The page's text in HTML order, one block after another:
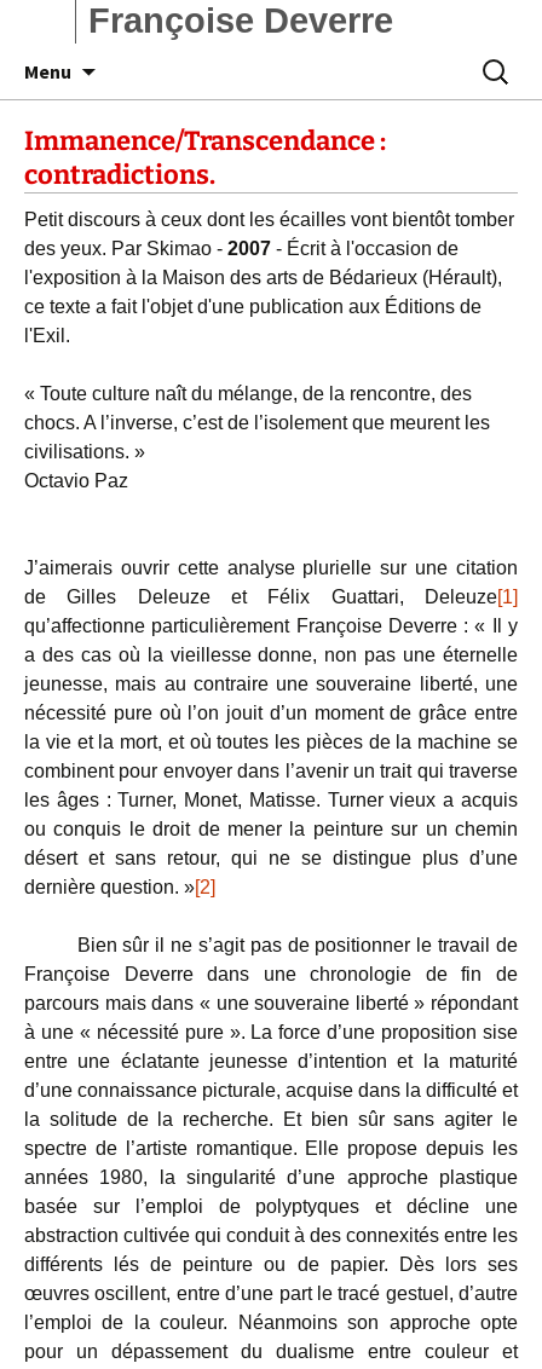
Françoise Deverre
Menu
Immanence/Transcendance :
contradictions.
Petit discours à ceux dont les écailles vont bientôt tomber
des yeux. Par Skimao - 2007 - Écrit à l'occasion de
l'exposition à la Maison des arts de Bédarieux (Hérault),
ce texte a fait l'objet d'une publication aux Éditions de
l'Exil.
« Toute culture naît du mélange, de la rencontre, des
chocs. A l’inverse, c’est de l’isolement que meurent les
civilisations. »
Octavio Paz
J’aimerais ouvrir cette analyse plurielle sur une citation
de Gilles Deleuze et Félix Guattari, Deleuze[1]
qu’affectionne particulièrement Françoise Deverre : « Il y
a des cas où la vieillesse donne, non pas une éternelle
jeunesse, mais au contraire une souveraine liberté, une
nécessité pure où l’on jouit d’un moment de grâce entre
la vie et la mort, et où toutes les pièces de la machine se
combinent pour envoyer dans l’avenir un trait qui traverse
les âges : Turner, Monet, Matisse. Turner vieux a acquis
ou conquis le droit de mener la peinture sur un chemin
désert et sans retour, qui ne se distingue plus d’une
dernière question. »[2]
Bien sûr il ne s’agit pas de positionner le travail de
Françoise Deverre dans une chronologie de fin de
parcours mais dans « une souveraine liberté » répondant
à une « nécessité pure ». La force d’une proposition sise
entre une éclatante jeunesse d’intention et la maturité
d’une connaissance picturale, acquise dans la difficulté et
la solitude de la recherche. Et bien sûr sans agiter le
spectre de l’artiste romantique. Elle propose depuis les
années 1980, la singularité d’une approche plastique
basée sur l’emploi de polyptyques et décline une
abstraction cultivée qui conduit à des connexités entre les
différents lés de peinture ou de papier. Dès lors ses
œuvres oscillent, entre d’une part le tracé gestuel, d’autre
l’emploi de la couleur. Néanmoins son approche opte
pour un dépassement du dualisme entre couleur et